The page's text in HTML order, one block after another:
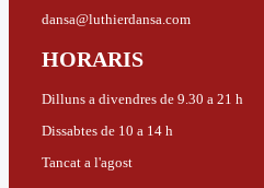
dansa@luthierdansa.com
HORARIS
Dilluns a divendres de 9.30 a 21 h
Dissabtes de 10 a 14 h
Tancat a l'agost